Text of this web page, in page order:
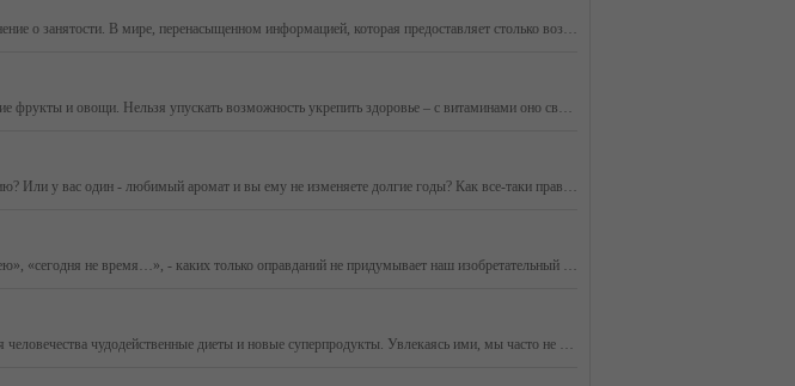
Очень занят – значит при деле, добьешься своего, получишь результат. Многие разделяют такое мнение о занятости. В мире, перенасыщенном информацией, которая предоставляет столько возможностей, нельзя быть не занятым. Иначе можно что-то пропустить, не успеть, остановиться на полпути. Но что стоит за с
Лето и осень – самое время насытить организм витаминами, которыми буквально изобилуют свежие фрукты и овощи. Нельзя упускать возможность укрепить здоровье – с витаминами оно связано напрямую. Находясь в составе ферментов, эти вещества влияют на все процессы жизнедеятельности, и даже маленький недост
Вы считаете, что ароматов много не бывает, и все время пополняете свою парфюмерную коллекцию? Или у вас один - любимый аромат и вы ему не изменяете долгие годы? Как все-таки правильно, нужен ли человеку целый парфюмерный гардероб? И, главное: что необходимо знать, чтобы запах ваших духов радовал вас
Ситуация, когда не можешь заставить себя взяться за работу, знакома многим. «Потом», «еще успею», «сегодня не время…», - каких только оправданий не придумывает наш изобретательный мозг, уводя от решения проблемы, особенно если она не из легких.
Быть здоровым и молодым как можно дольше – тренд сегодняшнего дня. Под прицелом внимания человечества чудодейственные диеты и новые суперпродукты. Увлекаясь ими, мы часто не придаем значения тому, что уже есть на нашем столе.